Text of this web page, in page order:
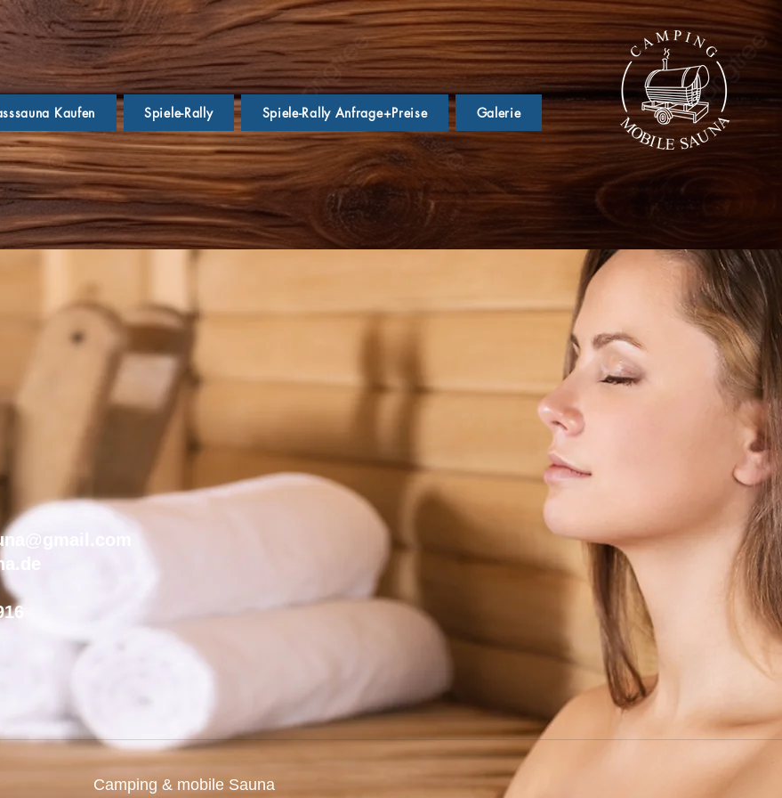
Kaufen Spiele-Rally Spiele-Rally Anfrage+Preise Galerie
Camping & mobile Sauna